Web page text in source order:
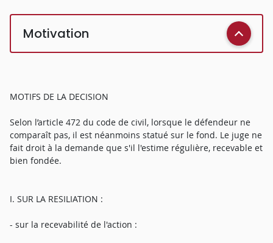
Motivation
MOTIFS DE LA DECISION
Selon l’article 472 du code de civil, lorsque le défendeur ne
comparaît pas, il est néanmoins statué sur le fond. Le juge ne
fait droit à la demande que s'il l'estime régulière, recevable et
bien fondée.
I. SUR LA RESILIATION :
- sur la recevabilité de l'action :